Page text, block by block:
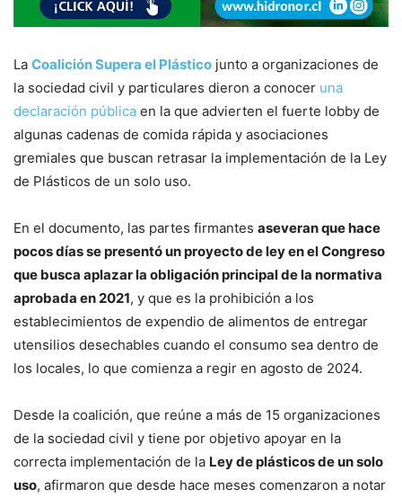
La Coalición Supera el Plástico junto a organizaciones de
la sociedad civil y particulares dieron a conocer una
declaración pública en la que advierten el fuerte lobby de
algunas cadenas de comida rápida y asociaciones
gremiales que buscan retrasar la implementación de la Ley
de Plásticos de un solo uso.
En el documento, las partes firmantes aseveran que hace
pocos días se presentó un proyecto de ley en el Congreso
que busca aplazar la obligación principal de la normativa
aprobada en 2021, y que es la prohibición a los
establecimientos de expendio de alimentos de entregar
utensilios desechables cuando el consumo sea dentro de
los locales, lo que comienza a regir en agosto de 2024.
Desde la coalición, que reúne a más de 15 organizaciones
de la sociedad civil y tiene por objetivo apoyar en la
correcta implementación de la Ley de plásticos de un solo
uso, afirmaron que desde hace meses comenzaron a notar